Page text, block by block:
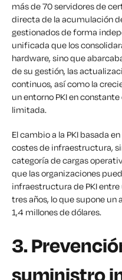
más de 70 servidores de
directa de la acumulación
gestionados de forma
unificada que los
hardware, sino que
de su gestión, las
continuos, así como la
un entorno PKI en
limitada.
El cambio a la PKI basada
costes de infraestructura,
categoría de cargas
que las organizaciones
infraestructura de PKI entre
tres años, lo que supone un
1,4 millones de dólares.
3.
suministro